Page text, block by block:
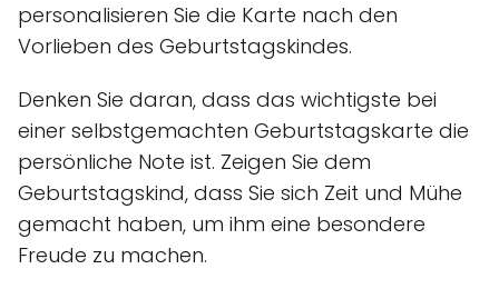
personalisieren Sie die Karte nach den
Vorlieben des Geburtstagskindes.
Denken Sie daran, dass das wichtigste bei
einer selbstgemachten Geburtstagskarte die
persönliche Note ist. Zeigen Sie dem
Geburtstagskind, dass Sie sich Zeit und Mühe
gemacht haben, um ihm eine besondere
Freude zu machen.